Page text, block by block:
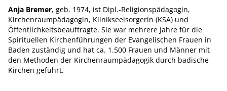
Anja Bremer, geb. 1974, ist Dipl.-Religionspädagogin,
Kirchenraumpädagogin, Klinikseelsorgerin (KSA) und
Öffentlichkeitsbeauftragte. Sie war mehrere Jahre für die
Spirituellen Kirchenführungen der Evangelischen Frauen in
Baden zuständig und hat ca. 1.500 Frauen und Männer mit
den Methoden der Kirchenraumpädagogik durch badische
Kirchen geführt.